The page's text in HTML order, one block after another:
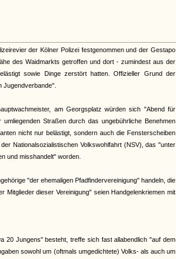
der Kölner Polizei festgenommen und der Gestapo
des Waidmarkts getroffen und dort - zumindest aus der
sowie Dinge zerstört hatten. Offizieller Grund der
Jugendverbande".
am Georgsplatz würden sich "Abend für
Straßen durch das ungebührliche Benehmen
nicht nur belästigt, sondern auch die Fensterscheiben
Nationalsozialistischen Volkswohlfahrt (NSV), das "unter
und misshandelt" worden.
"der ehemaligen Pfadfindervereinigung" handeln, die
dieser Vereinigung" seien Handgelenkriemen mit
20 Jungens" besteht, treffe sich fast allabendlich "auf dem
sowohl um (oftmals umgedichtete) Volks- als auch um